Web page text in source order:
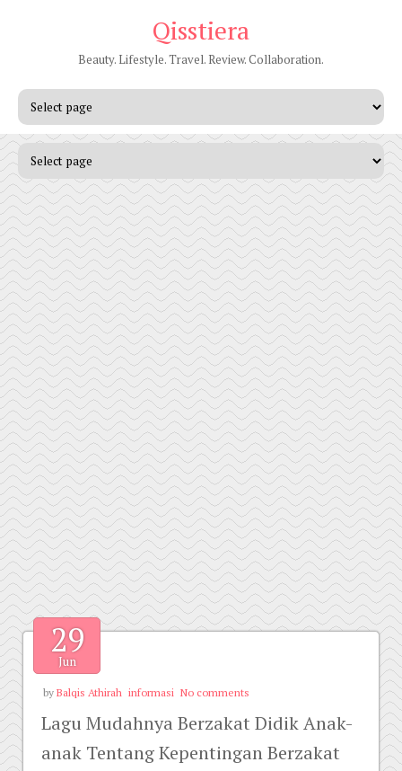
Qisstiera
Beauty. Lifestyle. Travel. Review. Collaboration.
29
Jun
by Balqis Athirah informasi No comments
Lagu Mudahnya Berzakat Didik Anak-
anak Tentang Kepentingan Berzakat